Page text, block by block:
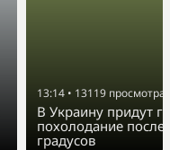
13:14 • 13119 просмотра
В Украину придут
похолодание
градусов